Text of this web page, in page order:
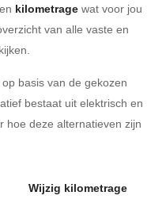
en kilometrage wat voor jou
van alle vaste en
basis van de gekozen
bestaat uit elektrisch en
hoe deze alternatieven zijn
Wijzig kilometrage